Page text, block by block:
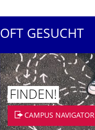
OFT GESUCHT
FINDEN!
CAMPUS NAVIGATOR